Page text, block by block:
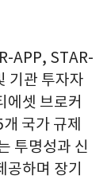
APP, STAR-
기관 투자자
에셋 브로커
국가 규제
투명성과 신
하며 장기